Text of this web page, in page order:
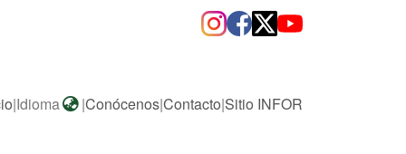
|Idioma |Conócenos|Contacto|Sitio INFOR